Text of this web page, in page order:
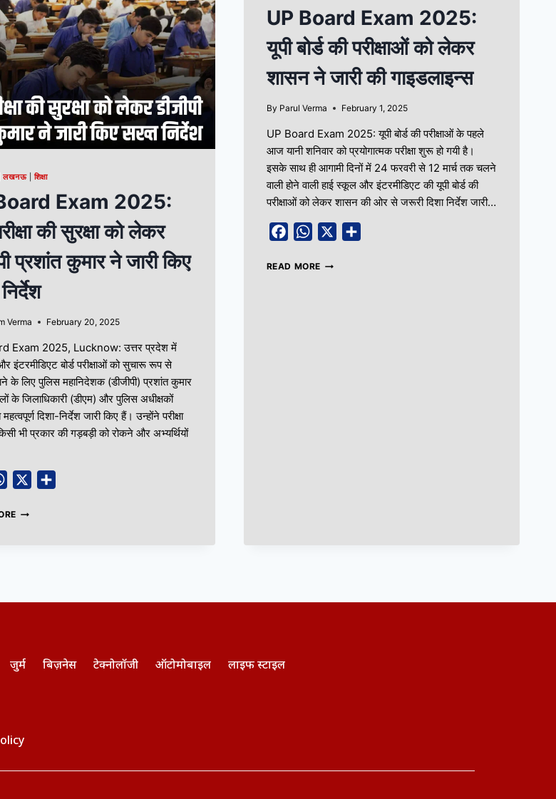
लखनऊ|शिक्षा
Exam 2025:
की सुरक्षा को लेकर
प्रशांत कुमार ने जारी किए
Verma February 20, 2025
Exam 2025, Lucknow: उत्तर प्रदेश में
इंटरमीडिएट बोर्ड परीक्षाओं को सुचारू रूप से
के लिए पुलिस महानिदेशक (डीजीपी) प्रशांत कुमार
के जिलाधिकारी (डीएम) और पुलिस अधीक्षकों
दिशा-निर्देश जारी किए हैं। उन्होंने परीक्षा
भी प्रकार की गड़बड़ी को रोकने और अभ्यर्थियों
WhatsApp
UP Board Exam 2025:
यूपी बोर्ड की परीक्षाओं को लेकर
शासन ने जारी की गाइडलाइन्स
By Parul Verma February 1, 2025
UP Board Exam 2025: यूपी बोर्ड की परीक्षाओं के पहले
आज यानी शनिवार को प्रयोगात्मक परीक्षा शुरू हो गयी है।
इसके साथ ही आगामी दिनों में 24 फरवरी से 12 मार्च तक चलने
वाली होने वाली हाई स्कूल और इंटरमीडिएट की यूपी बोर्ड की
परीक्षाओं को लेकर शासन की ओर से जरूरी दिशा निर्देश जारी…
FacebookWhatsApp
READ MORE
जुर्म बिज़नेस टेक्नोलॉजी ऑटोमोबाइल लाइफ स्टाइल